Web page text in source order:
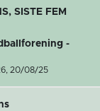
SISTE FEM
-
20/08/25